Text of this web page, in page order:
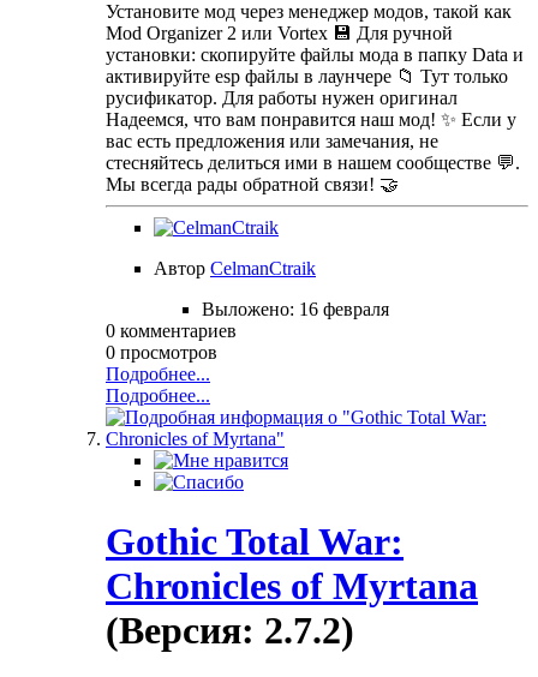
Установите мод через менеджер модов, такой как
Mod Organizer 2 или Vortex 💾 Для ручной
установки: скопируйте файлы мода в папку Data и
активируйте esp файлы в лаунчере 📁 Тут только
русификатор. Для работы нужен оригинал
Надеемся, что вам понравится наш мод! ✨ Если у
вас есть предложения или замечания, не
стесняйтесь делиться ими в нашем сообществе 💬.
Мы всегда рады обратной связи! 🤝
Автор CelmanCtraik
Выложено: 16 февраля
0 комментариев
0 просмотров
Подробнее...
Подробнее...
Gothic Total War:
Chronicles of Myrtana
(Версия: 2.7.2)